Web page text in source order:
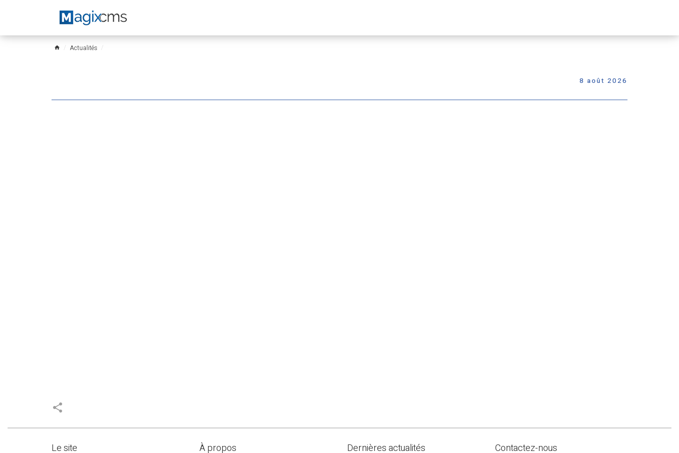
le
home Actualités
8 août 2026
share
Le site À propos Dernières actualités Contactez-nous